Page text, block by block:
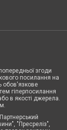
згоди
посилання на
обов'язкове
гіперпосилання
в якості джерела.
"Пресреліз",